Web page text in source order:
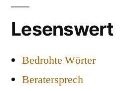
Lesenswert
Bedrohte Wörter
Beratersprech